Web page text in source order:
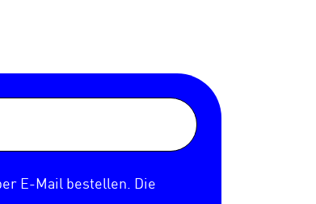
E-Mail bestellen. Die